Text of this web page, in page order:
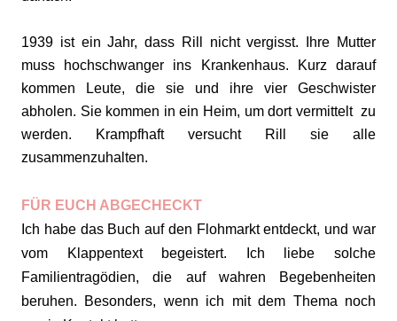
1939 ist ein Jahr, dass Rill nicht vergisst. Ihre Mutter
muss hochschwanger ins Krankenhaus. Kurz darauf
kommen Leute, die sie und ihre vier Geschwister
abholen. Sie kommen in ein Heim, um dort vermittelt zu
werden. Krampfhaft versucht Rill sie alle
zusammenzuhalten.
FÜR EUCH ABGECHECKT
Ich habe das Buch auf den Flohmarkt entdeckt, und war
vom Klappentext begeistert. Ich liebe solche
Familientragödien, die auf wahren Begebenheiten
beruhen. Besonders, wenn ich mit dem Thema noch